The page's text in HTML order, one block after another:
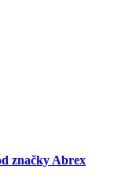
značky Abrex